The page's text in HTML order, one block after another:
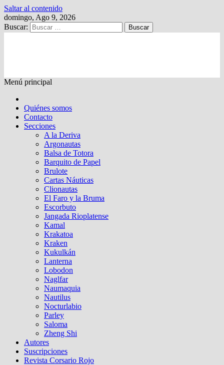
Saltar al contenido
domingo, Ago 9, 2026
Buscar:
Menú principal
Quiénes somos
Contacto
Secciones
A la Deriva
Argonautas
Balsa de Totora
Barquito de Papel
Brulote
Cartas Náuticas
Clionautas
El Faro y la Bruma
Escorbuto
Jangada Rioplatense
Kamal
Krakatoa
Kraken
Kukulkán
Lanterna
Lobodon
Naglfar
Naumaquia
Nautilus
Nocturlabio
Parley
Saloma
Zheng Shi
Autores
Suscripciones
Revista Corsario Rojo